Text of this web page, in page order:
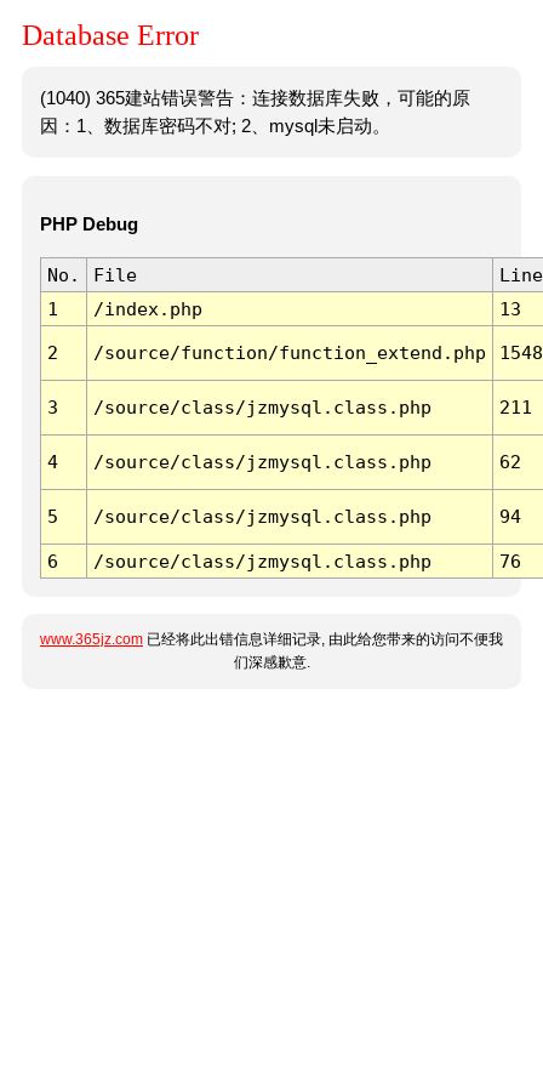
Database Error
(1040) 365建站错误警告：连接数据库失败，可能的原
因：1、数据库密码不对; 2、mysql未启动。
PHP Debug
No. File
Line
1
/index.php 13
2 /source/function/function_extend.php 1548
3 /source/class/jzmysql.class.php 211
4 /source/class/jzmysql.class.php 62
5 /source/class/jzmysql.class.php 94
6 /source/class/jzmysql.class.php 76
www.365jz.com 已经将此出错信息详细记录, 由此给您带来的访问不便我
们深感歉意.